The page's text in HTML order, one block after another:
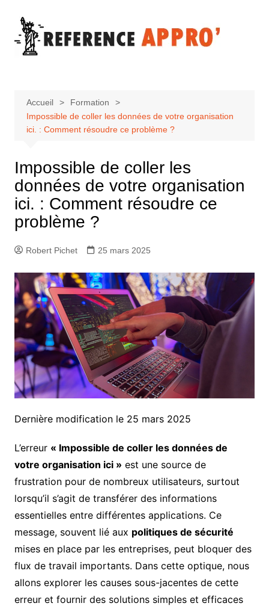
contenu
Accueil
Formation
Impossible de coller les données de votre organisation
ici. : Comment résoudre ce problème ?
Impossible de coller les
données de votre organisation
ici. : Comment résoudre ce
problème ?
Robert Pichet 25 mars 2025
Dernière modification le 25 mars 2025
L’erreur « Impossible de coller les données de
votre organisation ici » est une source de
frustration pour de nombreux utilisateurs, surtout
lorsqu’il s’agit de transférer des informations
essentielles entre différentes applications. Ce
message, souvent lié aux politiques de sécurité
mises en place par les entreprises, peut bloquer des
flux de travail importants. Dans cette optique, nous
allons explorer les causes sous-jacentes de cette
erreur et fournir des solutions simples et efficaces